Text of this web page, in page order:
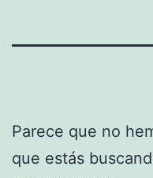
Parece que no
que estás